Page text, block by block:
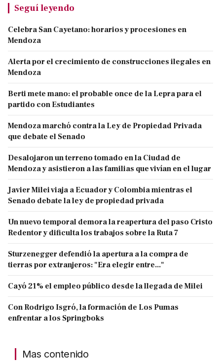
Seguí leyendo
Celebra San Cayetano: horarios y procesiones en
Mendoza
Alerta por el crecimiento de construcciones ilegales en
Mendoza
Berti mete mano: el probable once de la Lepra para el
partido con Estudiantes
Mendoza marchó contra la Ley de Propiedad Privada
que debate el Senado
Desalojaron un terreno tomado en la Ciudad de
Mendoza y asistieron a las familias que vivían en el lugar
Javier Milei viaja a Ecuador y Colombia mientras el
Senado debate la ley de propiedad privada
Un nuevo temporal demora la reapertura del paso Cristo
Redentor y dificulta los trabajos sobre la Ruta 7
Sturzenegger defendió la apertura a la compra de
tierras por extranjeros: "Era elegir entre..."
Cayó 21% el empleo público desde la llegada de Milei
Con Rodrigo Isgró, la formación de Los Pumas
enfrentar a los Springboks
Mas contenido